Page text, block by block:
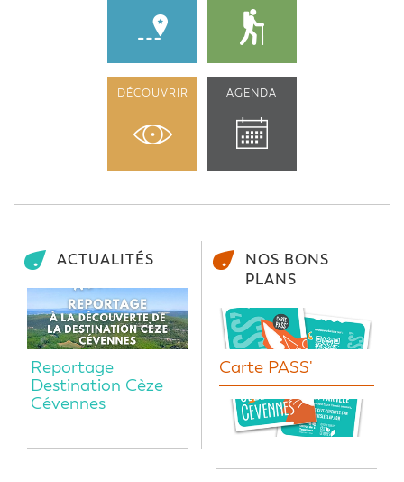
DÉCOUVRIR AGENDA
ACTUALITÉS
Reportage
Destination Cèze
Cévennes
NOS BONS
PLANS
Carte PASS'